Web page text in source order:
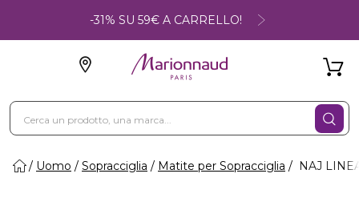
-31% SU 59€ A CARRELLO!
Uomo Sopracciglia Matite per Sopracciglia NAJ